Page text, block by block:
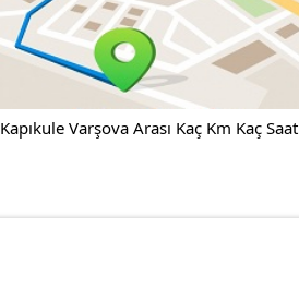
Kapıkule Varşova Arası Kaç Km Kaç Saat